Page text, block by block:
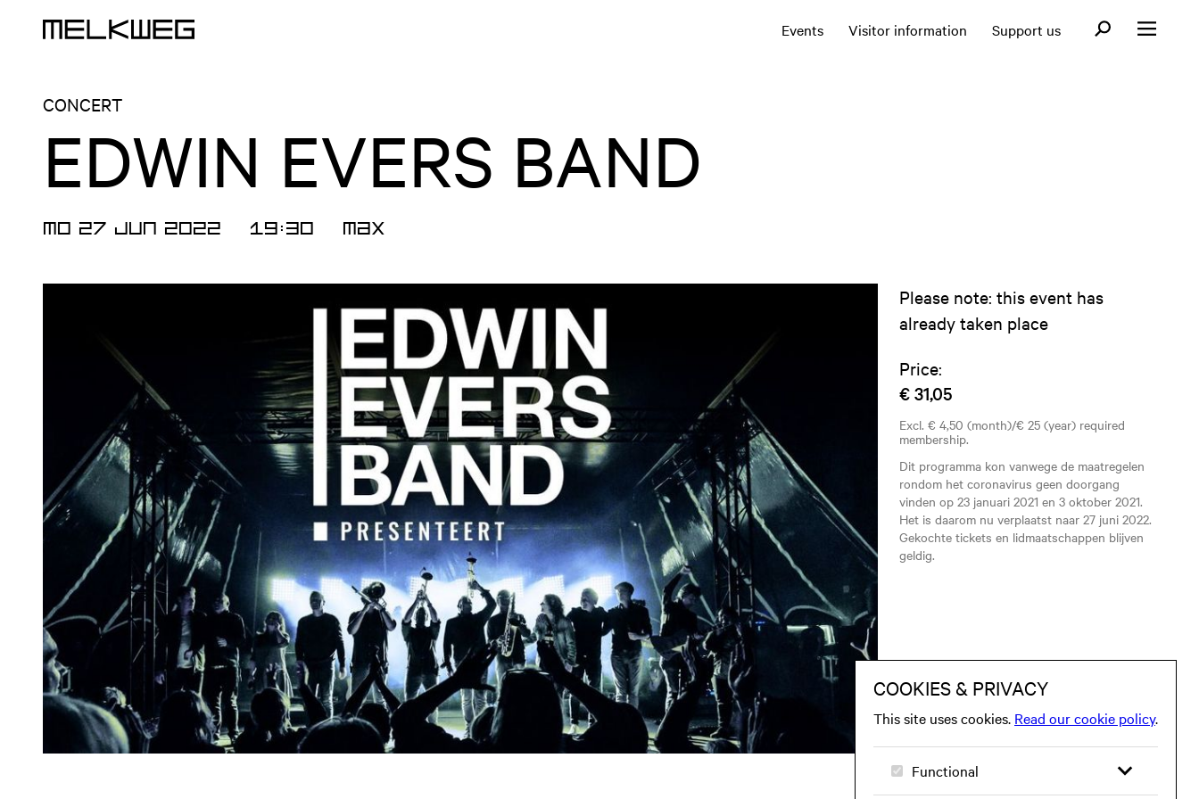
Events Visitor information Support us Open search
Open menu
CONCERT
EDWIN EVERS BAND
MO 27 JUN 2022 19:30 Max
Please note: this event has
already taken place
Price:
€ 31,05
Excl. € 4,50 (month)/€ 25 (year) required
membership.
Dit programma kon vanwege de maatregelen
rondom het coronavirus geen doorgang
vinden op 23 januari 2021 en 3 oktober 2021.
Het is daarom nu verplaatst naar 27 juni 2022.
Gekochte tickets en lidmaatschappen blijven
geldig.